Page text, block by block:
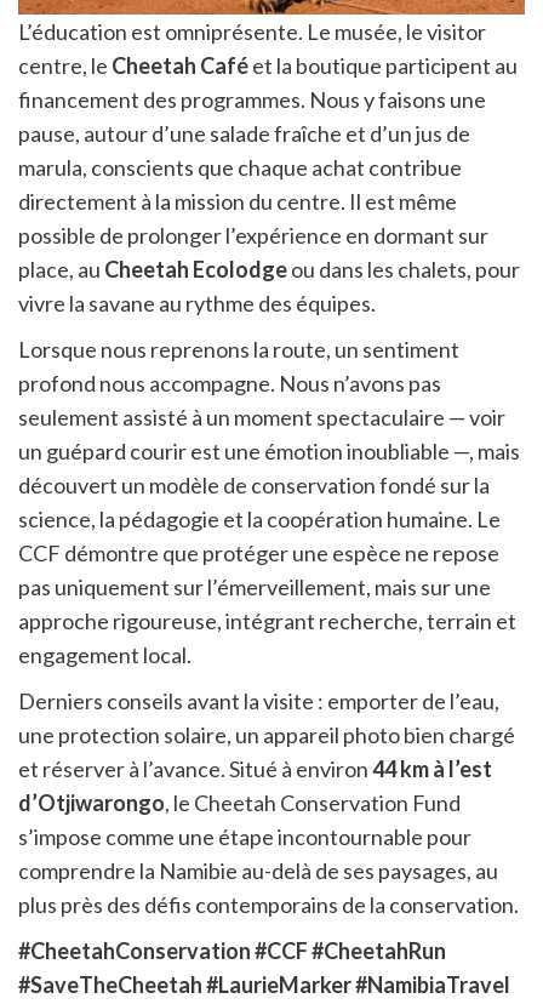
L’éducation est omniprésente. Le musée, le visitor
centre, le Cheetah Caféet la boutique participent au
financement des programmes. Nous y faisons une
pause, autour d’une salade fraîche et d’un jus de
marula, conscients que chaque achat contribue
directement à la mission du centre. Il est même
possible de prolonger l’expérience en dormant sur
place, au Cheetah Ecolodgeou dans les chalets, pour
vivre la savane au rythme des équipes.
Lorsque nous reprenons la route, un sentiment
profond nous accompagne. Nous n’avons pas
seulement assisté à un moment spectaculaire — voir
un guépard courir est une émotion inoubliable —, mais
découvert un modèle de conservation fondé sur la
science, la pédagogie et la coopération humaine. Le
CCF démontre que protéger une espèce ne repose
pas uniquement sur l’émerveillement, mais sur une
approche rigoureuse, intégrant recherche, terrain et
engagement local.
Derniers conseils avant la visite : emporter de l’eau,
une protection solaire, un appareil photo bien chargé
et réserver à l’avance. Situé à environ44 km à l’est
d’Otjiwarongo, le Cheetah Conservation Fund
s’impose comme une étape incontournable pour
comprendre la Namibie au-delà de ses paysages, au
plus près des défis contemporains de la conservation.
#CheetahConservation #CCF #CheetahRun
#SaveTheCheetah #LaurieMarker #NamibiaTravel